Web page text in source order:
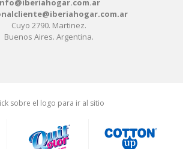
Cuyo 2790. Martinez.
Buenos Aires. Argentina.
sobre el logo para ir al sitio